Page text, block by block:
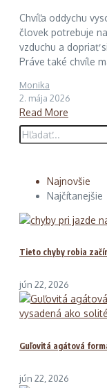
Chvíľa oddychu
človek potrebuje
vzduchu a dopriať
Práve také chvíle
Monika
2. mája 2026
Read More
Hľadať:
Najnovšie
Najčítanejšie
Tieto chyby robia
jún 22, 2026
Guľovitá agátová
jún 22, 2026